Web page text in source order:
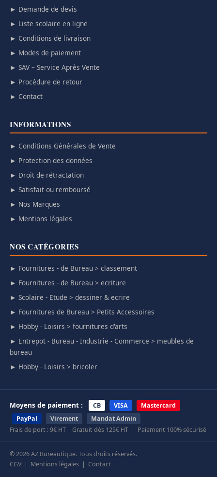
► Demande de devis
► Liste scolaire en ligne
► Conditions de livraison
► Modes de paiement
► SAV – Service Après Vente
► Procédure de retour
► Contact
INFORMATIONS
► Conditions Générales de Vente
► Protection des données
► Droit de rétractation
► Satisfait ou remboursé
► Nos Marques
► Mentions légales
NOS CATÉGORIES
► Fournitures - de Bureau > classement
► Fournitures - de Bureau > ecriture
► Scolaire - Etude > dessiner & ecrire
► Fournitures de Bureau > Petits Accessoires
► Hobby - Loisirs > fournitures d'arts
► Entrepot - Bureau - Industrie - Commerce > meubles de
bureau
► Hobby - Loisirs > bricoler
Moyens de paiement : CB VISA
Mastercard
PayPal
Virement
Mandat Admin
Frais de port : 9€ HT | Gratuit dès 125€ HT | Paiement 100% sécurisé
© 2026 AZ Bureautique. Tous droits réservés.
CGV| Mentions légales | Contact